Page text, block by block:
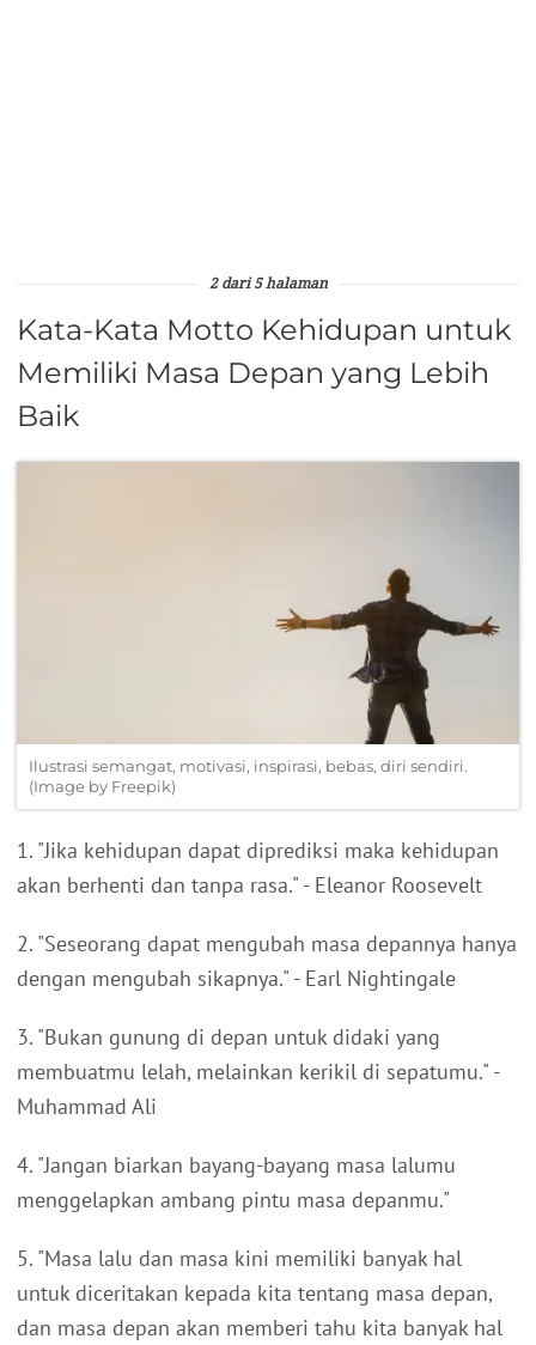
2 dari 5 halaman
Kata-Kata Motto Kehidupan untuk
Memiliki Masa Depan yang Lebih
Baik
Ilustrasi semangat, motivasi, inspirasi, bebas, diri sendiri.
(Image by Freepik)
1. "Jika kehidupan dapat diprediksi maka kehidupan
akan berhenti dan tanpa rasa." - Eleanor Roosevelt
2. "Seseorang dapat mengubah masa depannya hanya
dengan mengubah sikapnya." - Earl Nightingale
3. "Bukan gunung di depan untuk didaki yang
membuatmu lelah, melainkan kerikil di sepatumu." -
Muhammad Ali
4. "Jangan biarkan bayang-bayang masa lalumu
menggelapkan ambang pintu masa depanmu."
5. "Masa lalu dan masa kini memiliki banyak hal
untuk diceritakan kepada kita tentang masa depan,
dan masa depan akan memberi tahu kita banyak hal